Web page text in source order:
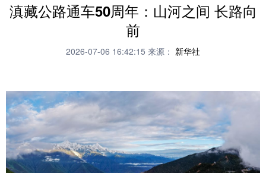
频道首页 新华聚焦 原创报道
融视频
生态西藏 文化旅游
滇藏公路通车50周年：山河之间 长路向
前
2026-07-06 16:42:15 来源： 新华社